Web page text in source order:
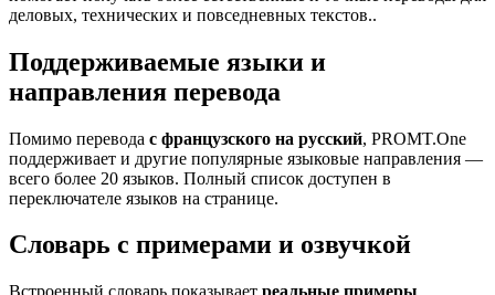
деловых, технических и повседневных текстов..
Поддерживаемые языки и
направления перевода
Помимо перевода с французского на русский, PROMT.One
поддерживает и другие популярные языковые направления —
всего более 20 языков. Полный список доступен в
переключателе языков на странице.
Словарь с примерами и озвучкой